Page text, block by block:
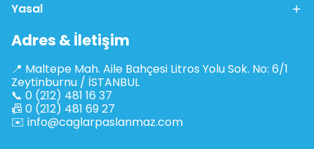
Yasal
Adres & İletişim
📍 Maltepe Mah. Aile Bahçesi Litros Yolu Sok. No: 6/1
Zeytinburnu / İSTANBUL
📞 0 (212) 481 16 37
📠 0 (212) 481 69 27
✉️ info@caglarpaslanmaz.com